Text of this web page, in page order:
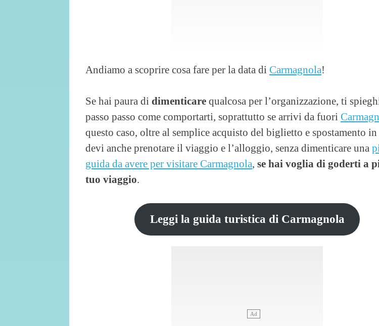
Andiamo a scoprire cosa fare per la data di Carmagnola!
Se hai paura di dimenticare qualcosa per l’organizzazione, ti
passo passo come comportarti, soprattutto se arrivi da fuori
questo caso, oltre al semplice acquisto del biglietto e spostamento
devi anche prenotare il viaggio e l’alloggio, senza dimenticare una
guida da avere per visitare Carmagnola, se hai voglia di goderti a
tuo viaggio.
Leggi la guida turistica di Carmagnola